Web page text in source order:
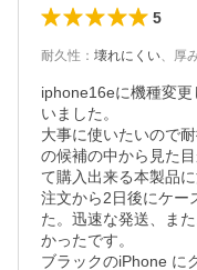
5
耐久性 ： 壊れにくい、 厚
iphone16eに機種変
いました。
大事に使いたいので
の候補の中から見た
て購入出来る本製品に
注文から2日後にケー
た。迅速な発送、ま
かったです。
ブラックのiPhone に